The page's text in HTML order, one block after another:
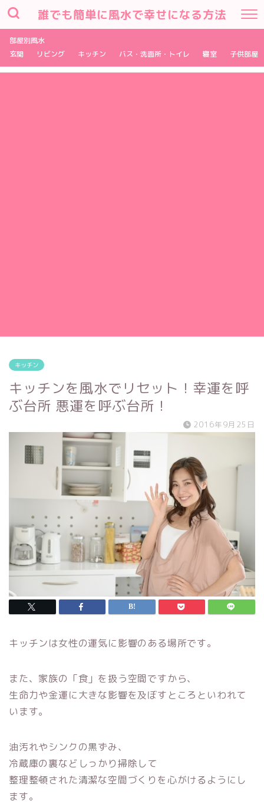
誰でも簡単に風水で幸せになる方法
部屋別風水
玄関
リビング キッチン バス・洗面所・トイレ 寝室 子供部屋
キッチン
キッチンを風水でリセット！幸運を呼
ぶ台所 悪運を呼ぶ台所！
2016年9月25日
キッチンは女性の運気に影響のある場所です。
また、家族の「食」を扱う空間ですから、
生命力や金運に大きな影響を及ぼすところといわれて
います。
油汚れやシンクの黒ずみ、
冷蔵庫の裏などしっかり掃除して
整理整頓された清潔な空間づくりを心がけるようにし
ます。